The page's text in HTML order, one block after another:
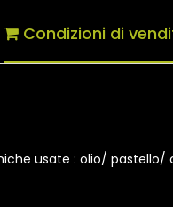
Condizioni di
usate : olio/